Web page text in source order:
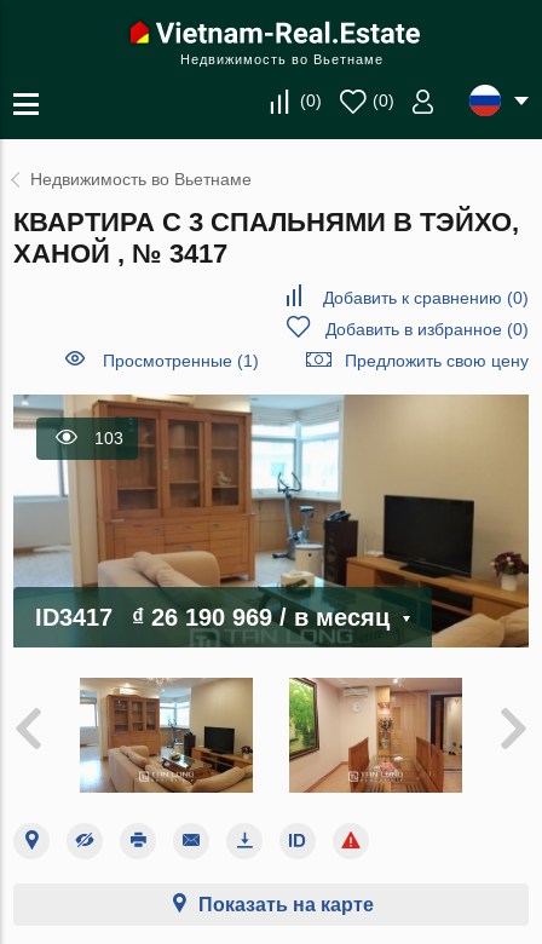
Недвижимость во Вьетнаме
(0) (0)
Недвижимость во Вьетнаме
КВАРТИРА С 3 СПАЛЬНЯМИ В ТЭЙХО,
ХАНОЙ , № 3417
Добавить к сравнению (0)
Добавить в избранное(0)
Просмотренные (1)
Предложить свою цену
103
ID3417 ₫ 26 190 969/ в месяц
Показать на карте